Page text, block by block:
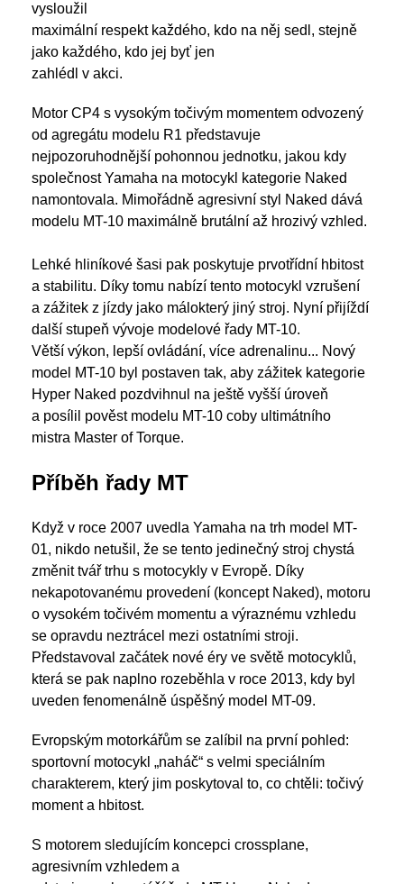
vysloužil
maximální respekt každého, kdo na něj sedl, stejně
jako každého, kdo jej byť jen
zahlédl v akci.
Motor CP4 s vysokým točivým momentem odvozený
od agregátu modelu R1 představuje
nejpozoruhodnější pohonnou jednotku, jakou kdy
společnost Yamaha na motocykl kategorie Naked
namontovala. Mimořádně agresivní styl Naked dává
modelu MT-10 maximálně brutální až hrozivý vzhled.
Lehké hliníkové šasi pak poskytuje prvotřídní hbitost
a stabilitu. Díky tomu nabízí tento motocykl vzrušení
a zážitek z jízdy jako málokterý jiný stroj. Nyní přijíždí
další stupeň vývoje modelové řady MT-10.
Větší výkon, lepší ovládání, více adrenalinu... Nový
model MT-10 byl postaven tak, aby zážitek kategorie
Hyper Naked pozdvihnul na ještě vyšší úroveň
a posílil pověst modelu MT-10 coby ultimátního
mistra Master of Torque.
Příběh řady MT
Když v roce 2007 uvedla Yamaha na trh model MT-
01, nikdo netušil, že se tento jedinečný stroj chystá
změnit tvář trhu s motocykly v Evropě. Díky
nekapotovanému provedení (koncept Naked), motoru
o vysokém točivém momentu a výraznému vzhledu
se opravdu neztrácel mezi ostatními stroji.
Představoval začátek nové éry ve světě motocyklů,
která se pak naplno rozeběhla v roce 2013, kdy byl
uveden fenomenálně úspěšný model MT-09.
Evropským motorkářům se zalíbil na první pohled:
sportovní motocykl „naháč“ s velmi speciálním
charakterem, který jim poskytoval to, co chtěli: točivý
moment a hbitost.
S motorem sledujícím koncepci crossplane,
agresivním vzhledem a